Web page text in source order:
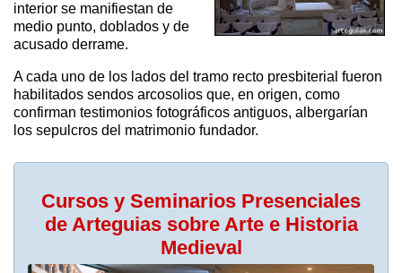
interior se manifiestan de
medio punto, doblados y de
acusado derrame.
A cada uno de los lados del tramo recto presbiterial fueron
habilitados sendos arcosolios que, en origen, como
confirman testimonios fotográficos antiguos, albergarían
los sepulcros del matrimonio fundador.
Cursos y Seminarios Presenciales
de Arteguias sobre Arte e Historia
Medieval